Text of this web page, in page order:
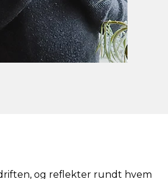
og reflekter rundt hvem